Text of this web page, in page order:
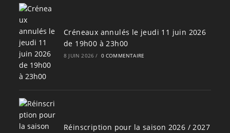
Créneaux annulés le jeudi 11 juin 2026
de 19h00 à 23h00
8 JUIN 2026 / 0 COMMENTAIRE
Réinscription pour la saison 2026 / 2027